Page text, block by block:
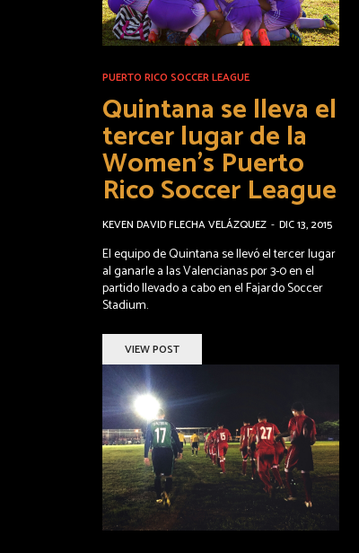
PUERTO RICO SOCCER LEAGUE
Quintana se lleva el
tercer lugar de la
Women’s Puerto
Rico Soccer League
KEVEN DAVID FLECHA VELÁZQUEZ - DIC 13, 2015
El equipo de Quintana se llevó el tercer lugar
al ganarle a las Valencianas por 3-0 en el
partido llevado a cabo en el Fajardo Soccer
Stadium.
VIEW POST